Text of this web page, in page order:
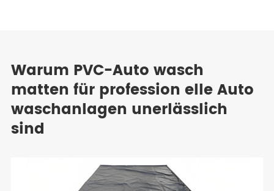
Warum PVC-Auto wasch
matten für profession elle Auto
waschanlagen unerlässlich
sind